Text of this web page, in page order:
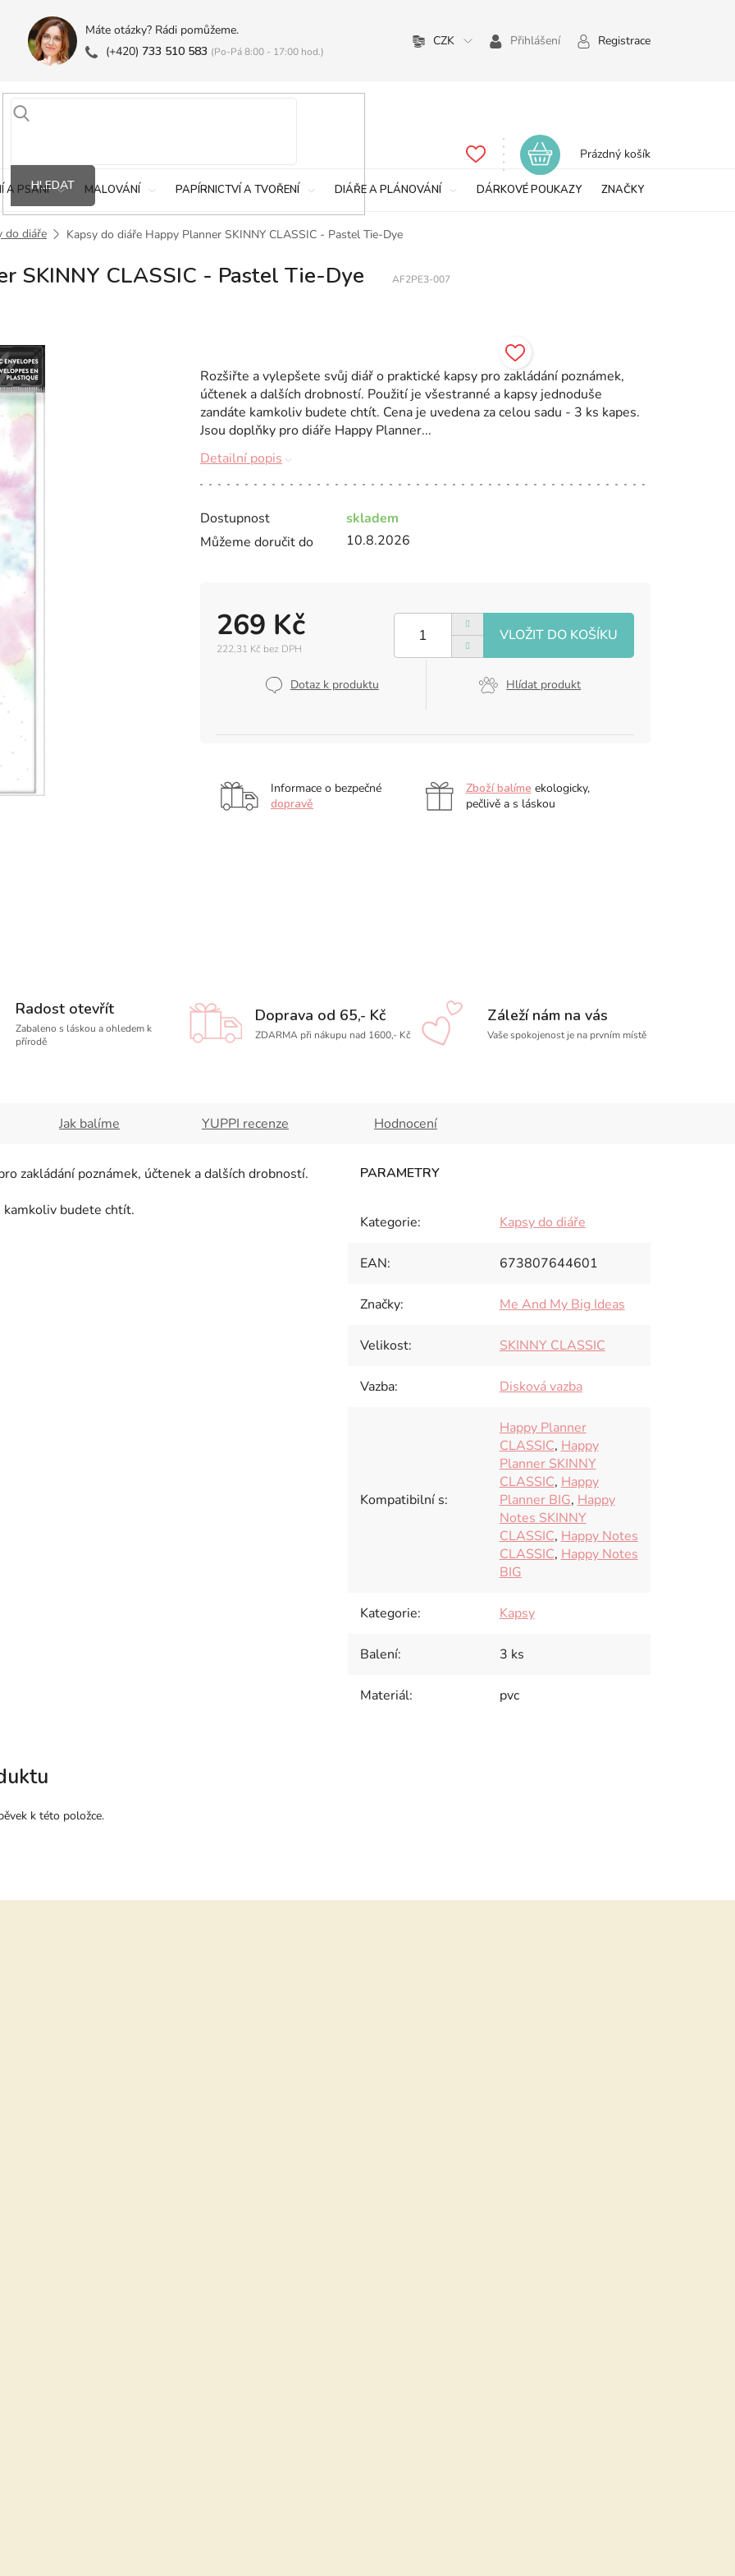
Máte otázky? Rádi pomůžeme.
(+420) 733 510 583 (Po-Pá 8:00 - 17:00 hod.)
CZK Přihlášení Registrace
HLEDAT
Nákupní
Prázdný košík
A PSANÍ MALOVÁNÍ PAPÍRNICTVÍ A TVOŘENÍ DIÁŘE A PLÁNOVÁNÍ DÁRKOVÉ POUKAZY ZNAČKY
do diáře Kapsy do diáře Happy Planner SKINNY CLASSIC - Pastel Tie-Dye
SKINNY CLASSIC - Pastel Tie-Dye AF2PE3-007
Dostupnost
skladem
Můžeme doručit do
10.8.2026
269 Kč
222,31 Kč bez DPH
Dotaz k produktu Hlídat produkt
Rozšiřte a vylepšete svůj diář o praktické kapsy pro zakládání poznámek,
účtenek a dalších drobností. Použití je všestranné a kapsy jednoduše
zandáte kamkoliv budete chtít. Cena je uvedena za celou sadu - 3 ks kapes.
Jsou doplňky pro diáře Happy Planner...
Detailní popis
Informace o bezpečné
dopravě
Zboží balíme ekologicky,
pečlivě a s láskou
Radost otevřít
Zabaleno s láskou a ohledem k
přírodě
Doprava od 65,- Kč
ZDARMA při nákupu nad 1600,- Kč
Záleží nám na vás
Vaše spokojenost je na prvním místě
Jak balíme YUPPI recenze Hodnocení
zakládání poznámek, účtenek a dalších drobností.
kamkoliv budete chtít.
Kategorie: Kapsy do diáře
EAN: 673807644601
Značky: Me And My Big Ideas
Velikost: SKINNY CLASSIC
Vazba: Disková vazba
Kompatibilní s:
Happy Planner
CLASSIC, Happy
Planner SKINNY
CLASSIC, Happy
Planner BIG, Happy
Notes SKINNY
CLASSIC, Happy Notes
CLASSIC, Happy Notes
BIG
Kategorie: Kapsy
Balení: 3 ks
Materiál: pvc
k této položce.